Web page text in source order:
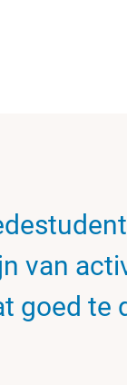
van
goed te